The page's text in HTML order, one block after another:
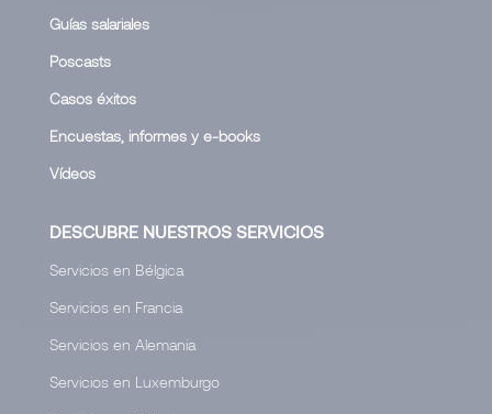
Guías salariales
Poscasts
Casos éxitos
Encuestas, informes y e-books
Vídeos
DESCUBRE NUESTROS SERVICIOS
Servicios en Bélgica
Servicios en Francia
Servicios en Alemania
Servicios en Luxemburgo